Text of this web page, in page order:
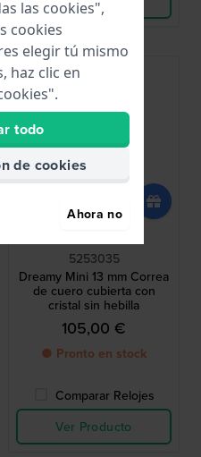
5253035
Dreamy Mini 13 mm Correa
de cuero cubierta con
cristal sin hebilla
105,00 €
● Pronto en stock
Comparar Relojes
Ver Producto
las cookies",
cookies
elegir tú mismo
haz clic en
todo
de cookies
Ahora no